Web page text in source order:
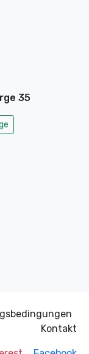
35
Kontakt